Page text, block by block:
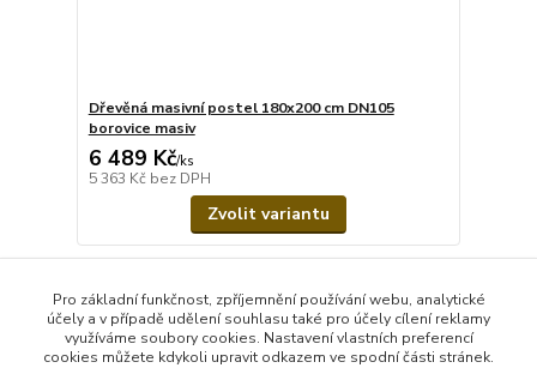
Dřevěná masivní postel 180x200 cm DN105
borovice masiv
6 489 Kč/ks
5 363 Kč bez DPH
Zvolit variantu
Načíst další produkty (15)
strana z 3další
Pro základní funkčnost, zpříjemnění používání webu, analytické
účely a v případě udělení souhlasu také pro účely cílení reklamy
využíváme soubory cookies. Nastavení vlastních preferencí
cookies můžete kdykoli upravit odkazem ve spodní části stránek.